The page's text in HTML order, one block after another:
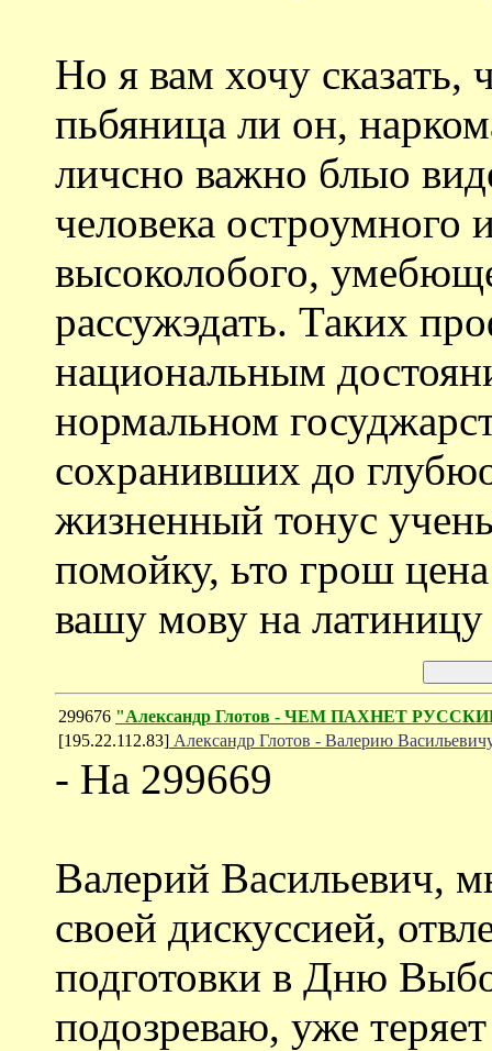
Но я вам хочу сказать,
пьбяница ли он,
личсно важно блыо
человека остроумного
высоколобого,
рассужэдать. Таких
национальным
нормальном
сохранивших до
жизненный тонус
помойку, ьто грош
вашу мову на
299676 "Александр Глотов - ЧЕМ ПАХНЕТ
[195.22.112.83] Александр Глотов - Валерию
- На 299669
Валерий Васильевич,
своей дискуссией,
подготовки в Дню
подозреваю, уже